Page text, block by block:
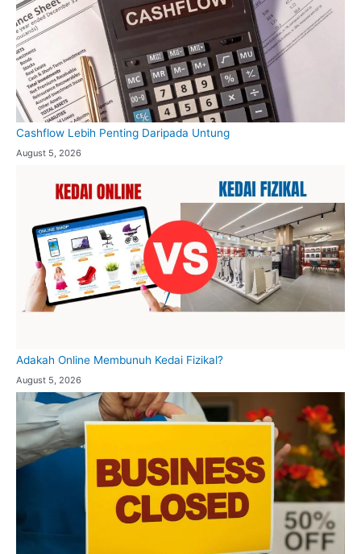
Cashflow Lebih Penting Daripada Untung
August 5, 2026
Adakah Online Membunuh Kedai Fizikal?
August 5, 2026